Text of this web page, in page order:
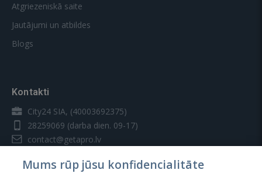
Atgriezeniskā saite
Jautājumi un atbildes
Blogs
Kontakti
City24 SIA, (40003692375)
28259069 (darba dien. 09-17)
contact@getapro.lv
Mums rūp jūsu konfidencialitāte